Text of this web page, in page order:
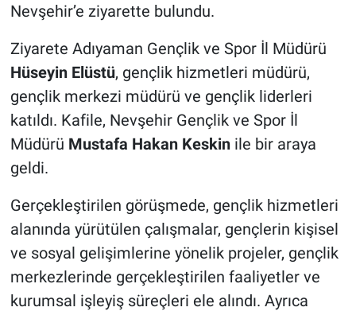
Nevşehir’e ziyarette bulundu.
Ziyarete Adıyaman Gençlik ve Spor İl Müdürü
Hüseyin Elüstü, gençlik hizmetleri müdürü,
gençlik merkezi müdürü ve gençlik liderleri
katıldı. Kafile, Nevşehir Gençlik ve Spor İl
Müdürü Mustafa Hakan Keskinile bir araya
geldi.
Gerçekleştirilen görüşmede, gençlik hizmetleri
alanında yürütülen çalışmalar, gençlerin kişisel
ve sosyal gelişimlerine yönelik projeler, gençlik
merkezlerinde gerçekleştirilen faaliyetler ve
kurumsal işleyiş süreçleri ele alındı. Ayrıca
Aksaray
Kırşehir
Yerel
Genel
Kültür - Sanat
Politika
Magazin